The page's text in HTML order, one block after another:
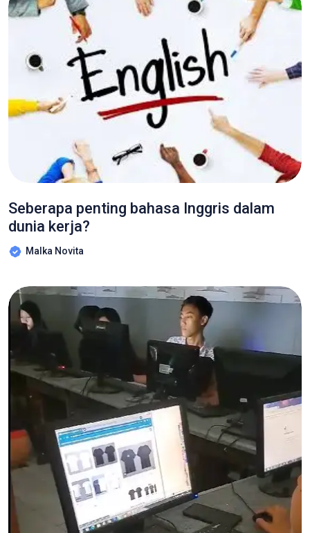
Seberapa penting bahasa Inggris dalam
dunia kerja?
Malka Novita